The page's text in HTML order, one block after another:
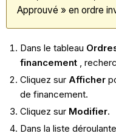
Approuvé » en ordre
Dans le tableau
financement ,
Cliquez sur Afficher
de financement.
Cliquez sur Modifier.
Dans la liste déroulante